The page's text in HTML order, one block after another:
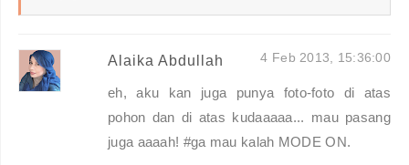
Alaika Abdullah 4 Feb 2013, 15:36:00
eh, aku kan juga punya foto-foto di atas
pohon dan di atas kudaaaaa... mau pasang
juga aaaah! #ga mau kalah MODE ON.